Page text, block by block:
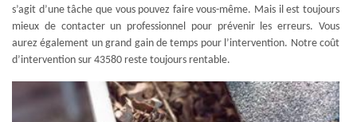
s’agit d’une tâche que vous pouvez faire vous-même. Mais il est toujours
mieux de contacter un professionnel pour prévenir les erreurs. Vous
aurez également un grand gain de temps pour l’intervention. Notre coût
d’intervention sur 43580 reste toujours rentable.